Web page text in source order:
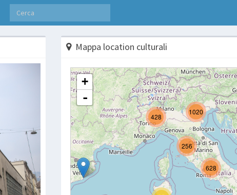
Mappa location culturali